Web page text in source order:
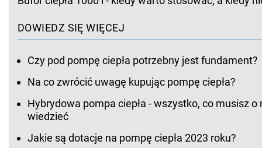
DOWIEDZ SIĘ WIĘCEJ
Czy pod pompę ciepła potrzebny jest fundament?
Na co zwrócić uwagę kupując pompę ciepła?
Hybrydowa pompa ciepła - wszystko, co musisz o
wiedzieć
Jakie są dotacje na pompę ciepła 2023 roku?